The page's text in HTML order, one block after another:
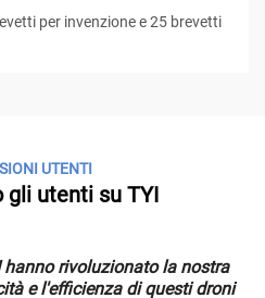
per invenzione e 25 brevetti
UTENTI
gli utenti su TYI
hanno rivoluzionato la nostra
e l'efficienza di questi droni